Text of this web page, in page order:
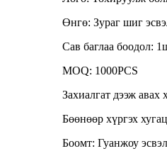
Өнгө: Зураг шиг
Сав баглаа боодол:
MOQ: 1000PCS
Захиалгат дээж авах
Бөөнөөр хүргэх
Боомт: Гуанжоу